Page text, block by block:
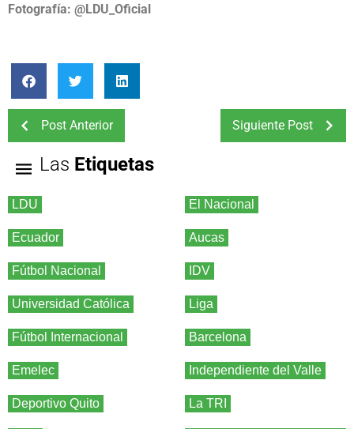
Fotografía: @LDU_Oficial
Post Anterior Siguiente Post
Las Etiquetas
LDU El Nacional
Ecuador Aucas
Fútbol Nacional IDV
Universidad Católica Liga
Fútbol Internacional Barcelona
Emelec Independiente del Valle
Deportivo Quito La TRI